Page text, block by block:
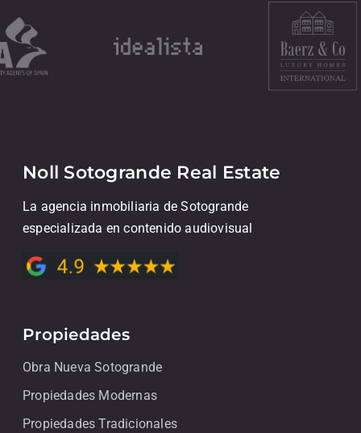
Noll Sotogrande Real Estate
La agencia inmobiliaria de Sotogrande
especializada en contenido audiovisual
Propiedades
Obra Nueva Sotogrande
Propiedades Modernas
Propiedades Tradicionales